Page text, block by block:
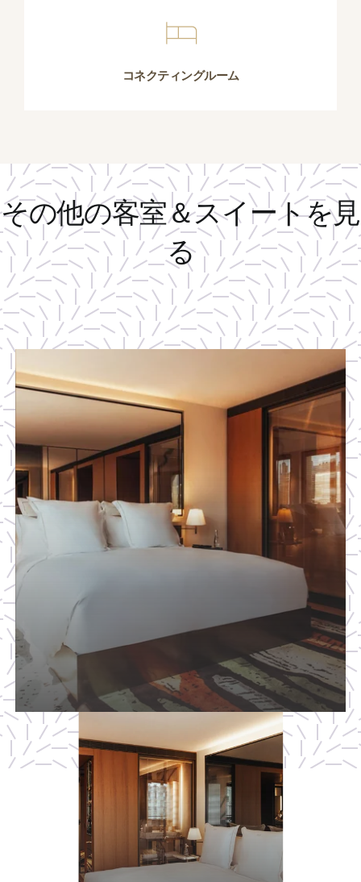
コネクティングルーム
その他の客室＆スイートを見
る
SAX queen room
現代的なデザインの明るい客室で、快適な滞在に最適です。
2 人々 24 M² 1 キング / クイーン
詳
細
に
つ